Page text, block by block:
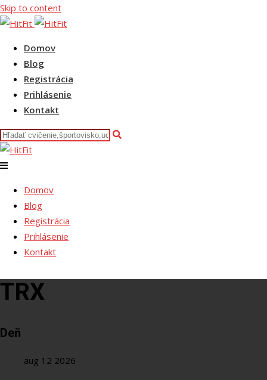
Skip to content
Domov
Blog
Registrácia
Prihlásenie
Kontakt
Domov
Blog
Registrácia
Prihlásenie
Kontakt
TRX
Deň
aug 12 2026